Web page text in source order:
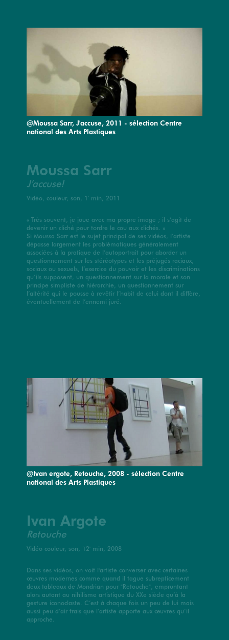
@Moussa Sarr, J'accuse, 2011 - sélection Centre
national des Arts Plastiques
Moussa Sarr
J’accuse!
Vidéo, couleur, son, 1′ min, 2011
« Très souvent, je joue avec ma propre image ; il s’agit de
devenir un cliché pour tordre le cou aux clichés. »
Si Moussa Sarr est le sujet principal de ses vidéos, l’artiste
dépasse largement les problématiques généralement
associées à la pratique de l’autoportrait pour aborder un
questionnement sur les stéréotypes et les préjugés raciaux,
sociaux ou sexuels, l’exercice du pouvoir et les discriminations
qu’ils supposent, un questionnement sur la morale et son
principe simpliste de hiérarchie, un questionnement sur
l’altérité qui le pousse à revêtir l’habit de celui dont il diffère,
éventuellement de l’ennemi juré.
@Ivan ergote, Retouche, 2008 - sélection Centre
national des Arts Plastiques
Ivan Argote
Retouche
Vidéo couleur, son, 12' min, 2008
Dans ses vidéos, on voit l'artiste converser avec certaines
œuvres modernes comme quand il tague subrepticement
deux tableaux de Mondrian pour "Retouche", empruntant
alors autant au nihilisme artistique du XXe siècle qu’à la
gesture iconoclaste. C’est à chaque fois un peu de lui mais
aussi peu d’air frais que l’artiste apporte aux œuvres qu’il
approche.